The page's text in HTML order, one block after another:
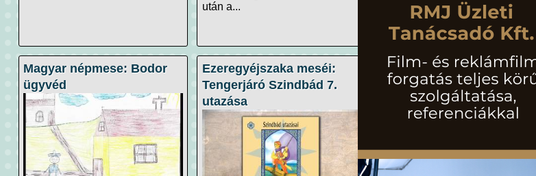
után a...
Magyar népmese: Bodor
ügyvéd
Ezeregyéjszaka meséi:
Tengerjáró Szindbád 7.
utazása
Mai mesék: Alice
Csodaországban